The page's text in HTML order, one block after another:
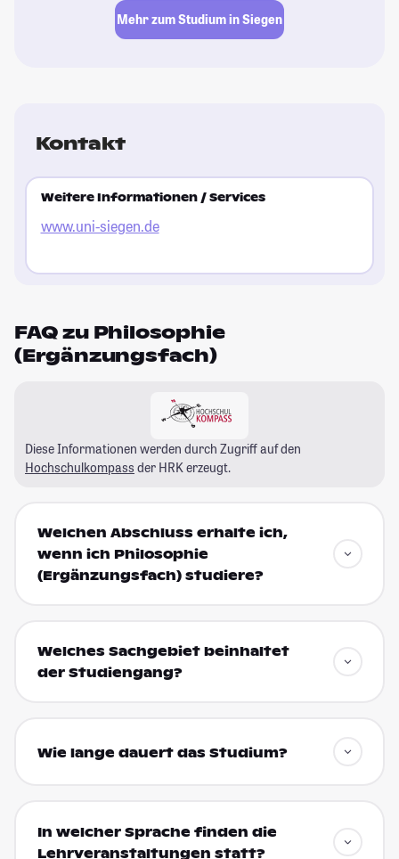
Mehr zum Studium in Siegen
Kontakt
Weitere Informationen / Services
www.uni-siegen.de
FAQ zu Philosophie
(Ergänzungsfach)
Diese Informationen werden durch Zugriff auf den
Hochschulkompass der HRK erzeugt.
Welchen Abschluss erhalte ich,
wenn ich Philosophie
(Ergänzungsfach) studiere?
Welches Sachgebiet beinhaltet
der Studiengang?
Wie lange dauert das Studium?
In welcher Sprache finden die
Lehrveranstaltungen statt?